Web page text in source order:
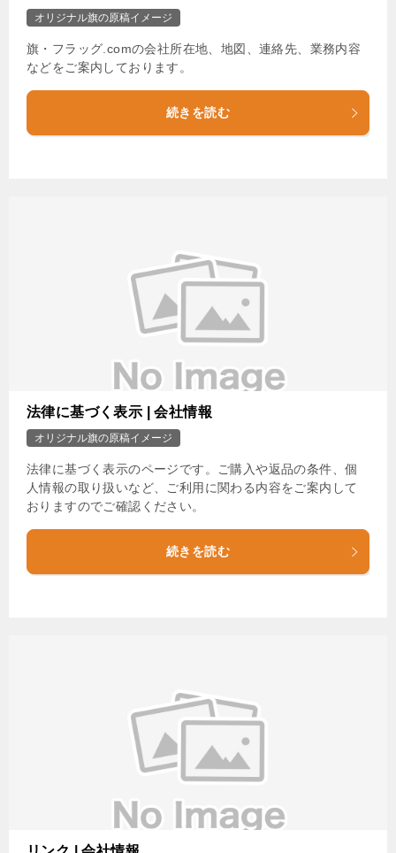
オリジナル旗の原稿イメージ
旗・フラッグ.comの会社所在地、地図、連絡先、業務内容
などをご案内しております。
続きを読む
法律に基づく表示 | 会社情報
オリジナル旗の原稿イメージ
法律に基づく表示のページです。ご購入や返品の条件、個
人情報の取り扱いなど、ご利用に関わる内容をご案内して
おりますのでご確認ください。
続きを読む